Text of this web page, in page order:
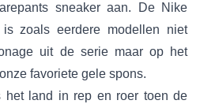
sneaker aan. De Nike
zoals eerdere modellen niet
uit de serie maar op het
favoriete gele spons.
het land in rep en roer toen de